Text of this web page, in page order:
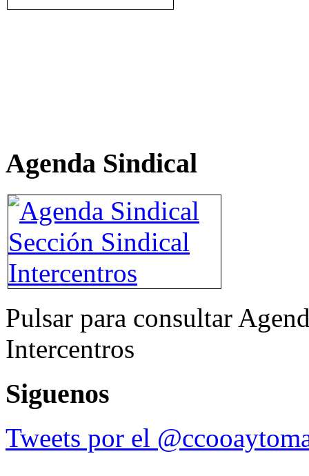
Agenda Sindical
Pulsar para consultar
Intercentros
Siguenos
Tweets por el